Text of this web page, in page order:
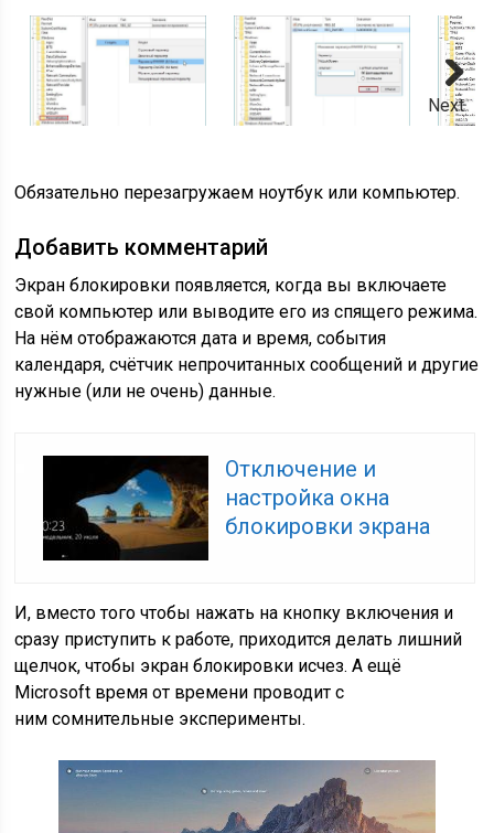
Next
Обязательно перезагружаем ноутбук или компьютер.
Добавить комментарий
Экран блокировки появляется, когда вы включаете
свой компьютер или выводите его из спящего режима.
На нём отображаются дата и время, события
календаря, счётчик непрочитанных сообщений и другие
нужные (или не очень) данные.
Отключение и
настройка окна
блокировки экрана
И, вместо того чтобы нажать на кнопку включения и
сразу приступить к работе, приходится делать лишний
щелчок, чтобы экран блокировки исчез. А ещё
Microsoft время от времени проводит с
ним сомнительные эксперименты.